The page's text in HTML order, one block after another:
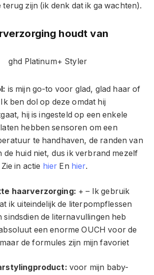
zijn (ik denk dat ik ga wachten).
houdt van
is mijn go-to voor glad, glad haar of
ben dol op deze omdat hij
hij is ingesteld op een enkele
hebben sensoren om een
te handhaven, de randen van
de huid niet, dus ik verbrand mezelf
in actie hier En hier.
haarverzorging: + – Ik gebruik
ik uiteindelijk de literpompflessen
sindsdien de liternavullingen heb
een enorme OUCH voor de
de formules zijn mijn favoriet
voor mijn baby-